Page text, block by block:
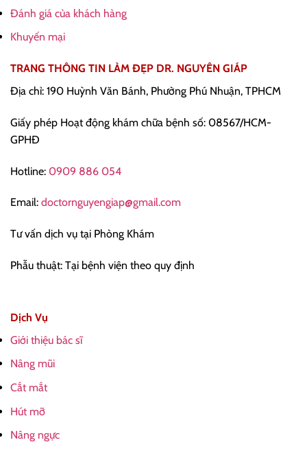
Đánh giá của khách hàng
Khuyến mại
TRANG THÔNG TIN LÀM ĐẸP DR. NGUYÊN GIÁP
Địa chỉ: 190 Huỳnh Văn Bánh, Phường Phú Nhuận, TPHCM
Giấy phép Hoạt động khám chữa bệnh số: 08567/HCM-
GPHĐ
Hotline: 0909 886 054
Email: doctornguyengiap@gmail.com
Tư vấn dịch vụ tại Phòng Khám
Phẫu thuật: Tại bệnh viện theo quy định
Dịch Vụ
Giới thiệu bác sĩ
Nâng mũi
Cắt mắt
Hút mỡ
Nâng ngực